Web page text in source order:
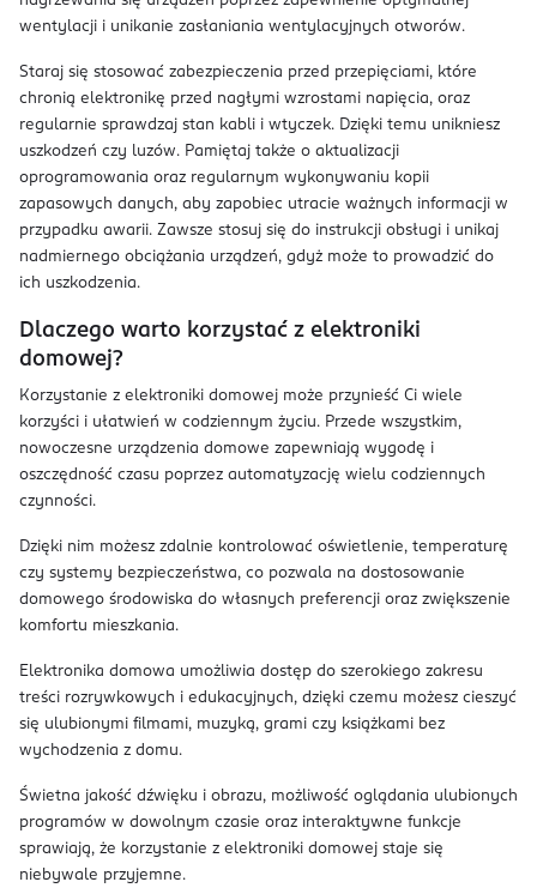
wentylacji i unikanie zasłaniania wentylacyjnych otworów.
Staraj się stosować zabezpieczenia przed przepięciami, które
chronią elektronikę przed nagłymi wzrostami napięcia, oraz
regularnie sprawdzaj stan kabli i wtyczek. Dzięki temu unikniesz
uszkodzeń czy luzów. Pamiętaj także o aktualizacji
oprogramowania oraz regularnym wykonywaniu kopii
zapasowych danych, aby zapobiec utracie ważnych informacji w
przypadku awarii. Zawsze stosuj się do instrukcji obsługi i unikaj
nadmiernego obciążania urządzeń, gdyż może to prowadzić do
ich uszkodzenia.
Dlaczego warto korzystać z elektroniki
domowej?
Korzystanie z elektroniki domowej może przynieść Ci wiele
korzyści i ułatwień w codziennym życiu. Przede wszystkim,
nowoczesne urządzenia domowe zapewniają wygodę i
oszczędność czasu poprzez automatyzację wielu codziennych
czynności.
Dzięki nim możesz zdalnie kontrolować oświetlenie, temperaturę
czy systemy bezpieczeństwa, co pozwala na dostosowanie
domowego środowiska do własnych preferencji oraz zwiększenie
komfortu mieszkania.
Elektronika domowa umożliwia dostęp do szerokiego zakresu
treści rozrywkowych i edukacyjnych, dzięki czemu możesz cieszyć
się ulubionymi filmami, muzyką, grami czy książkami bez
wychodzenia z domu.
Świetna jakość dźwięku i obrazu, możliwość oglądania ulubionych
programów w dowolnym czasie oraz interaktywne funkcje
sprawiają, że korzystanie z elektroniki domowej staje się
niebywale przyjemne.